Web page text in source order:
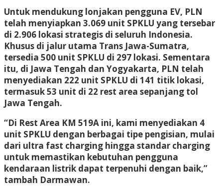
Untuk mendukung lonjakan pengguna EV, PLN
telah menyiapkan 3.069 unit SPKLU yang tersebar
di 2.906 lokasi strategis di seluruh Indonesia.
Khusus di jalur utama Trans Jawa-Sumatra,
tersedia 500 unit SPKLU di 297 lokasi. Sementara
itu, di Jawa Tengah dan Yogyakarta, PLN telah
menyediakan 222 unit SPKLU di 141 titik lokasi,
termasuk 53 unit di 22 rest area sepanjang tol
Jawa Tengah.
“Di Rest Area KM 519A ini, kami menyediakan 4
unit SPKLU dengan berbagai tipe pengisian, mulai
dari ultra fast charging hingga standar charging
untuk memastikan kebutuhan pengguna
kendaraan listrik dapat terpenuhi dengan baik,”
tambah Darmawan.